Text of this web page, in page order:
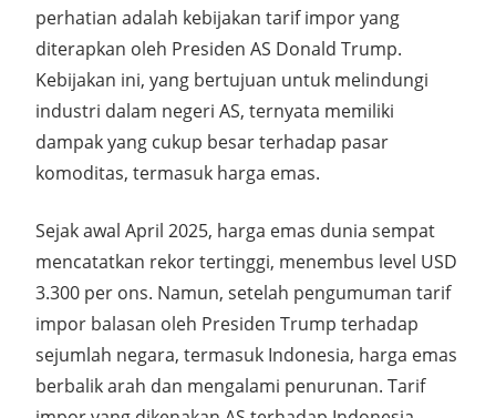
perhatian adalah kebijakan tarif impor yang
diterapkan oleh Presiden AS Donald Trump.
Kebijakan ini, yang bertujuan untuk melindungi
industri dalam negeri AS, ternyata memiliki
dampak yang cukup besar terhadap pasar
komoditas, termasuk harga emas.
Sejak awal April 2025, harga emas dunia sempat
mencatatkan rekor tertinggi, menembus level USD
3.300 per ons. Namun, setelah pengumuman tarif
impor balasan oleh Presiden Trump terhadap
sejumlah negara, termasuk Indonesia, harga emas
berbalik arah dan mengalami penurunan. Tarif